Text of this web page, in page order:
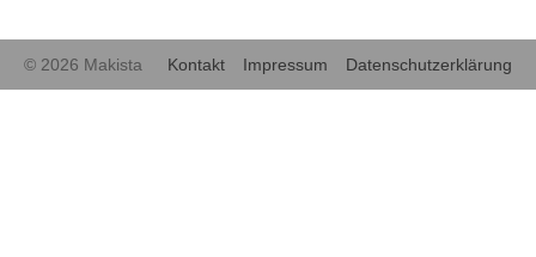
© 2026 Makista Kontakt Impressum Datenschutzerklärung